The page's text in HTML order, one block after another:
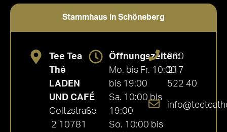
Stammhaus in Schöneberg
Tee Tea
Thé
LADEN
UND CAFÉ
Goltzstraße
2 10781
Öffnungszeiten:
Mo. bis Fr. 10:00
bis 19:00
Sa. 10:00 bis
19:00
So. 10:00 bis
030
217
522 40